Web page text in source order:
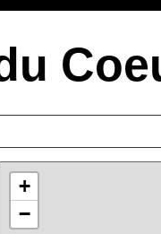
+
−